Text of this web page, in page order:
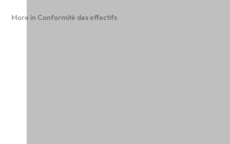
More in Conformité des effectifs